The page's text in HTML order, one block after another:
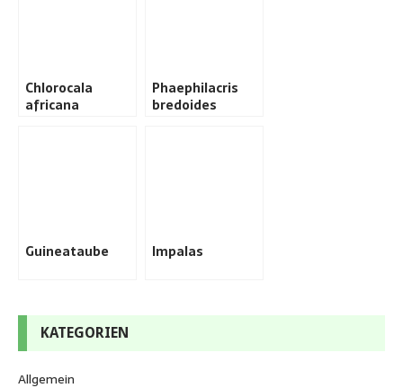
Chlorocala
africana
Phaephilacris
bredoides
Guineataube Impalas
KATEGORIEN
Allgemein